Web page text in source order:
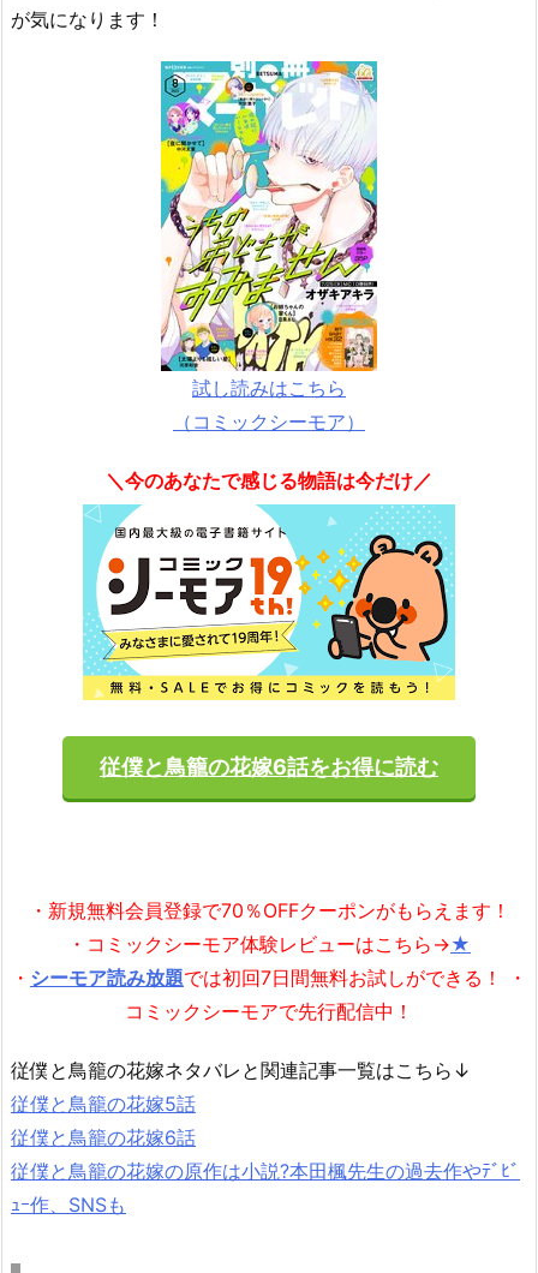
が気になります！
試し読みはこちら
（コミックシーモア）
＼今のあなたで感じる物語は今だけ／
従僕と鳥籠の花嫁6話をお得に読む
・新規無料会員登録で70％OFFクーポンがもらえます！
・コミックシーモア体験レビューはこちら→★
・ シーモア読み放題では初回7日間無料お試しができる！ ・
コミックシーモアで先行配信中！
従僕と鳥籠の花嫁ネタバレと関連記事一覧はこちら↓
従僕と鳥籠の花嫁5話
従僕と鳥籠の花嫁6話
従僕と鳥籠の花嫁の原作は小説?本田楓先生の過去作やﾃﾞﾋﾞ
ｭｰ作、SNSも